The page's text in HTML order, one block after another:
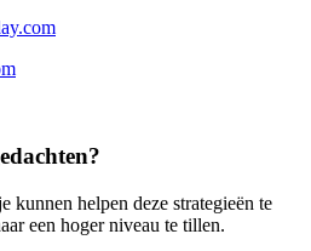
kunnen helpen deze strategieën te
een hoger niveau te tillen.